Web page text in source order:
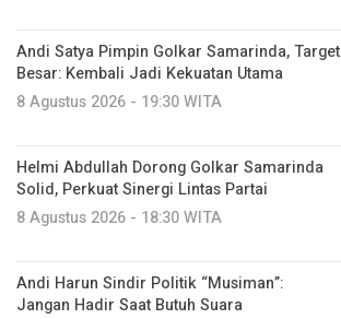
Andi Satya Pimpin Golkar Samarinda, Target
Besar: Kembali Jadi Kekuatan Utama
8 Agustus 2026 - 19:30 WITA
Helmi Abdullah Dorong Golkar Samarinda
Solid, Perkuat Sinergi Lintas Partai
8 Agustus 2026 - 18:30 WITA
Andi Harun Sindir Politik “Musiman”:
Jangan Hadir Saat Butuh Suara